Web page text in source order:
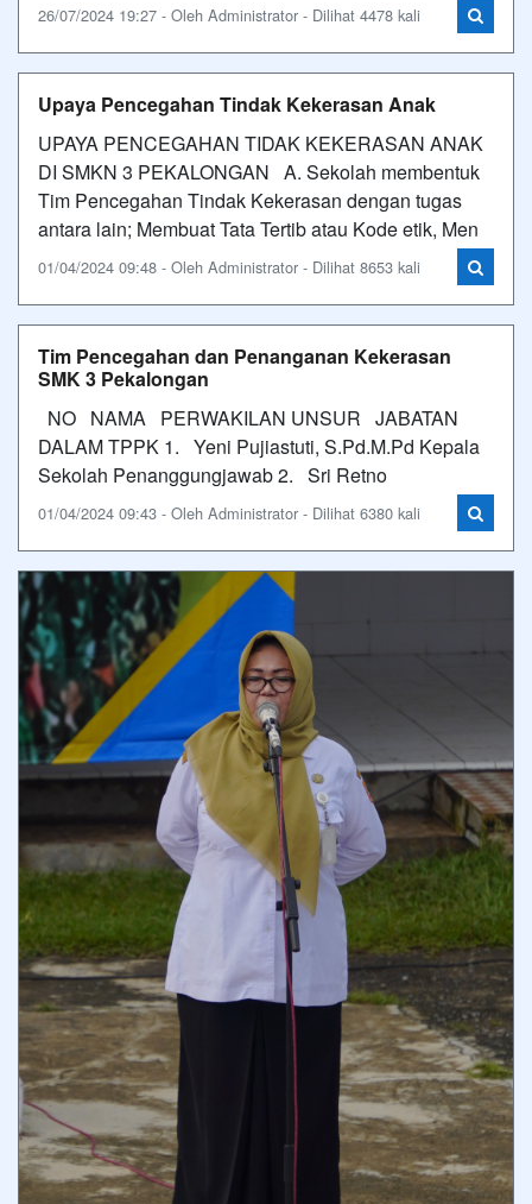
26/07/2024 19:27 - Oleh Administrator - Dilihat 4478 kali
Upaya Pencegahan Tindak Kekerasan Anak
UPAYA PENCEGAHAN TIDAK KEKERASAN ANAK
DI SMKN 3 PEKALONGAN A. Sekolah membentuk
Tim Pencegahan Tindak Kekerasan dengan tugas
antara lain; Membuat Tata Tertib atau Kode etik, Men
01/04/2024 09:48 - Oleh Administrator - Dilihat 8653 kali
Tim Pencegahan dan Penanganan Kekerasan
SMK 3 Pekalongan
NO NAMA PERWAKILAN UNSUR JABATAN
DALAM TPPK 1. Yeni Pujiastuti, S.Pd.M.Pd Kepala
Sekolah Penanggungjawab 2. Sri Retno
01/04/2024 09:43 - Oleh Administrator - Dilihat 6380 kali